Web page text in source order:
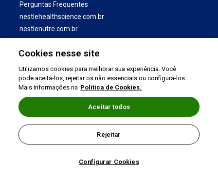
Perguntas Frequentes
nestlehealthscience.com.br
nestlenutre.com.br
Política de Privacidade
©2026 Nestlé Nutrition & Health
Cookies nesse site
Utilizamos cookies para melhorar sua experiência. Você
pode aceitá-los, rejeitar os não essenciais ou configurá-los.
Mais informações na Política de Cookies.
Configurar Cookies
Rejeitar
Aceitar todos